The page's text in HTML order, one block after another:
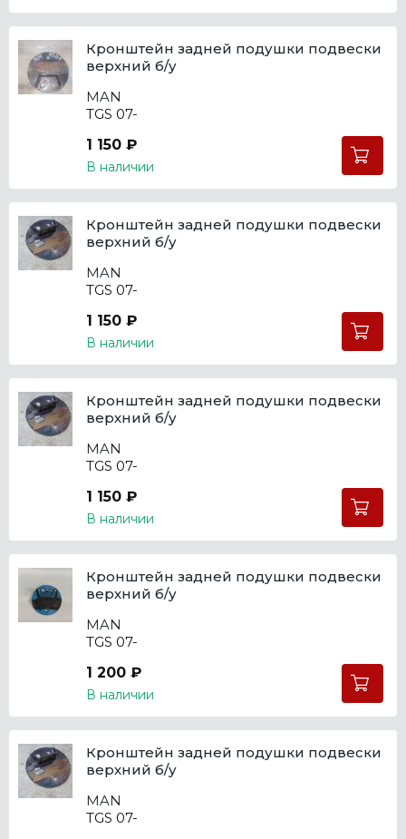
Кронштейн задней подушки подвески
верхний б/у
MAN
TGS 07-
1 150 ₽
В наличии
Кронштейн задней подушки подвески
верхний б/у
MAN
TGS 07-
1 150 ₽
В наличии
Кронштейн задней подушки подвески
верхний б/у
MAN
TGS 07-
1 150 ₽
В наличии
Кронштейн задней подушки подвески
верхний б/у
MAN
TGS 07-
1 200 ₽
В наличии
Кронштейн задней подушки подвески
верхний б/у
MAN
TGS 07-